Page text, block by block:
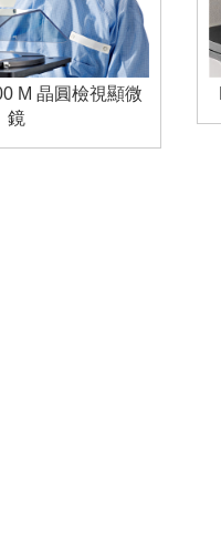
M 晶圓檢視顯微
鏡